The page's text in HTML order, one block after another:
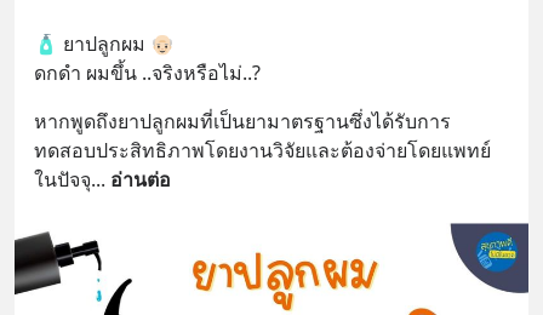
🧴 ยาปลูกผม 👴🏻
ดกดำ ผมขึ้น ..จริงหรือไม่..?
หากพูดถึงยาปลูกผมที่เป็นยามาตรฐานซึ่งได้รับการ
ทดสอบประสิทธิภาพโดยงานวิจัยและต้องจ่ายโดยแพทย์
ในปัจจุ... อ่านต่อ